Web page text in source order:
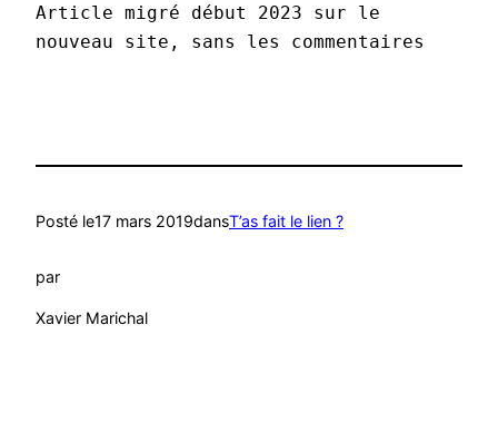
Article migré début 2023 sur le
nouveau site, sans les commentaires
Posté le17 mars 2019dansT’as fait le lien ?
par
Xavier Marichal